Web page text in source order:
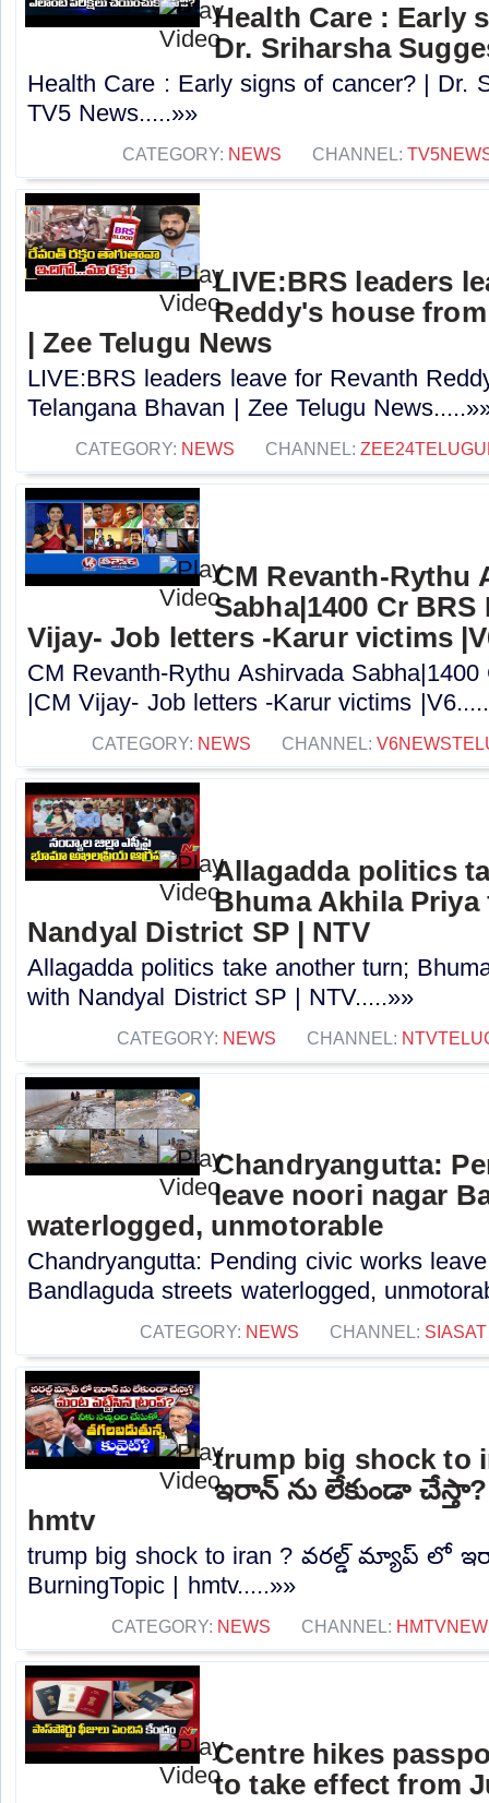
Health Care : Early
Dr. Sriharsha
Health Care : Early signs of cancer? | Dr.
TV5 News.....»»
CATEGORY: NEWS CHANNEL:
LIVE:BRS leaders
Reddy's house
| Zee Telugu News
LIVE:BRS leaders leave for Revanth
Telangana Bhavan | Zee Telugu
CATEGORY: NEWS CHANNEL:
CM Revanth-Rythu
Sabha|1400 Cr
Vijay- Job letters -Karur victims
CM Revanth-Rythu Ashirvada
|CM Vijay- Job letters -Karur victims
CATEGORY: NEWS CHANNEL:
Allagadda politics
Bhuma Akhila
Nandyal District SP | NTV
Allagadda politics take another turn;
with Nandyal District SP | NTV.....»»
CATEGORY: NEWS CHANNEL:
Chandryangutta:
leave noori nagar
waterlogged, unmotorable
Chandryangutta: Pending civic works
Bandlaguda streets waterlogged,
CATEGORY: NEWS CHANNEL: SIASAT
trump big shock to
ఇరాన్ ను లేకుండా
hmtv
trump big shock to iran ? వరల్డ్ మ్యాప్ లో
BurningTopic | hmtv.....»»
CATEGORY: NEWS CHANNEL:
Centre hikes
to take effect from